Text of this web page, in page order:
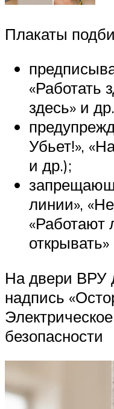
Плакаты
«Работать
здесь» и
Убьет!»,
и др.);
линии»,
«Работают
На двери ВРУ
надпись
безопасности